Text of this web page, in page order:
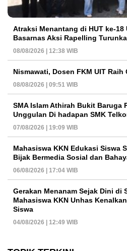
Atraksi Menantang di HUT ke-18
Basarnas Aksi Rapelling
08/08/2026 | 12:38 WIB
Nismawati, Dosen FKM UIT Raih
08/08/2026 | 09:51 WIB
SMA Islam Athirah Bukit Baruga
Unggulan Di hadapan SMK
07/08/2026 | 19:09 WIB
Mahasiswa KKN Edukasi Siswa
Bijak Bermedia Sosial dan
06/08/2026 | 17:04 WIB
Gerakan Menanam Sejak Dini di
Mahasiswa KKN Unhas
Siswa
04/08/2026 | 12:49 WIB